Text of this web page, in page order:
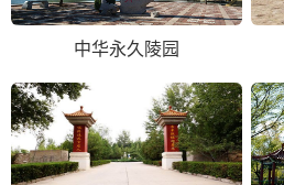
中华永久陵园